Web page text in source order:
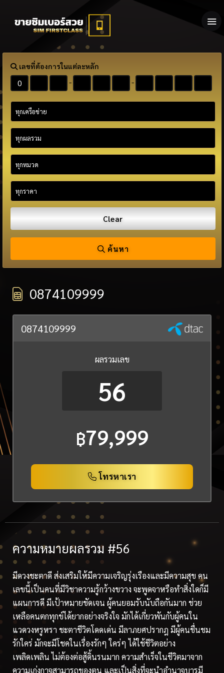
เลขที่ต้องการในแต่ละหลัก
- -
Clear
ค้นหา
0874109999
0874109999
ผลรวมเลข
56
฿79,999
โทรหาเรา
ความหมายผลรวม #56
มีดวงชะตาดี ส่งเสริมให้มีความเจริญรุ่งเรืองและมีความสุข คน
เลขนี้เป็นคนที่มีวิชาความรู้กว้างขวาง จะพูดจาหรือทำสิ่งใดก็มี
แผนการดี มีเป้าหมายชัดเจน ผู้คนยอมรับนับถือกันมาก ช่วย
เหลือคนตกทุกข์ได้ยากอย่างจริงใจ มักได้เกี่ยวพันกับผู้คนใน
แวดวงหรูหรา ชะตาชีวิตโดดเด่น มีลาภยศปรากฎ มีผู้คนชื่นชม
รักใคร่ มักจะมีโชคในเรื่องรักๆ ใคร่ๆ ได้ใช้ชีวิตอย่าง
เพลิดเพลิน ไม่ต้องต่อสู้ดิ้นรนมาก ความสำเร็จในชีวิตมาจาก
ความเก่งกาจสามารถของตน และเป็นสิ่งที่จะนำอำนาจบารมี